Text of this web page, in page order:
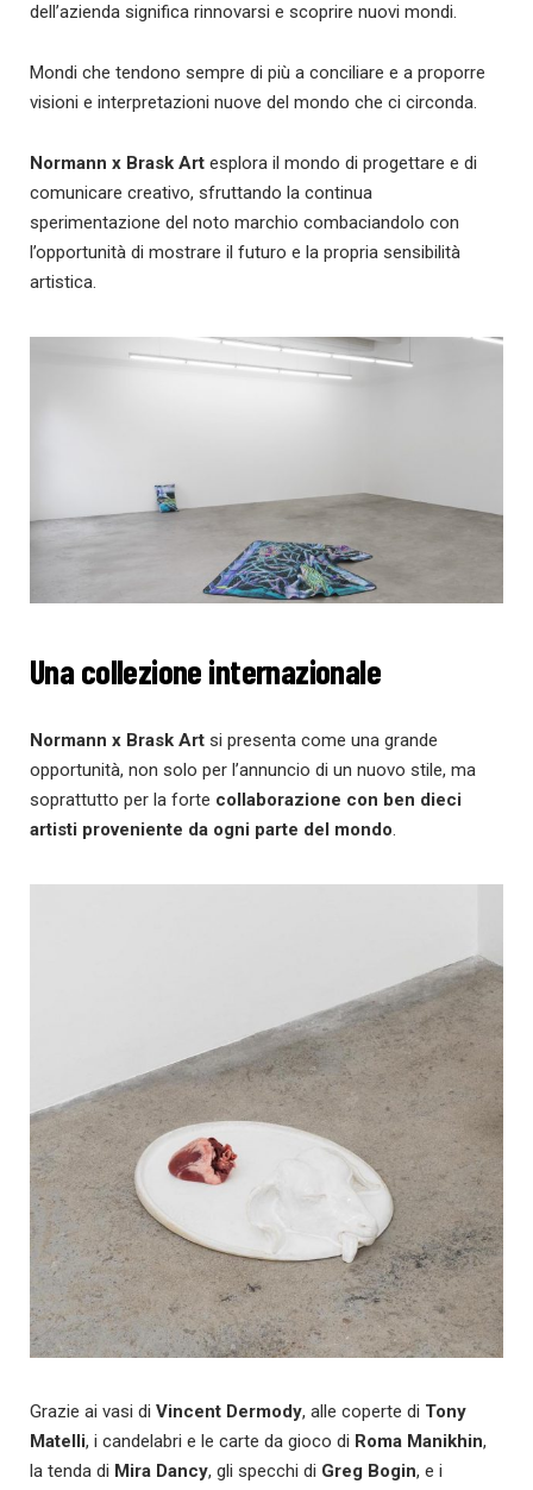
dell’azienda significa rinnovarsi e scoprire nuovi mondi.
Mondi che tendono sempre di più a conciliare e a proporre
visioni e interpretazioni nuove del mondo che ci circonda.
Normann x Brask Art esplora il mondo di progettare e di
comunicare creativo, sfruttando la continua
sperimentazione del noto marchio combaciandolo con
l’opportunità di mostrare il futuro e la propria sensibilità
artistica.
Una collezione internazionale
Normann x Brask Art si presenta come una grande
opportunità, non solo per l’annuncio di un nuovo stile, ma
soprattutto per la forte collaborazione con ben dieci
artisti proveniente da ogni parte del mondo.
Grazie ai vasi di Vincent Dermody, alle coperte di Tony
Matelli, i candelabri e le carte da gioco di Roma Manikhin,
la tenda di Mira Dancy, gli specchi di Greg Bogin, e i